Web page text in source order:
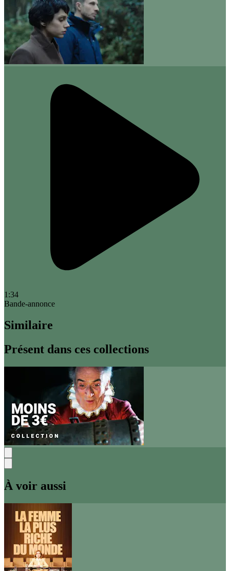
1:34
Bande-annonce
Similaire
Présent dans ces collections
À voir aussi